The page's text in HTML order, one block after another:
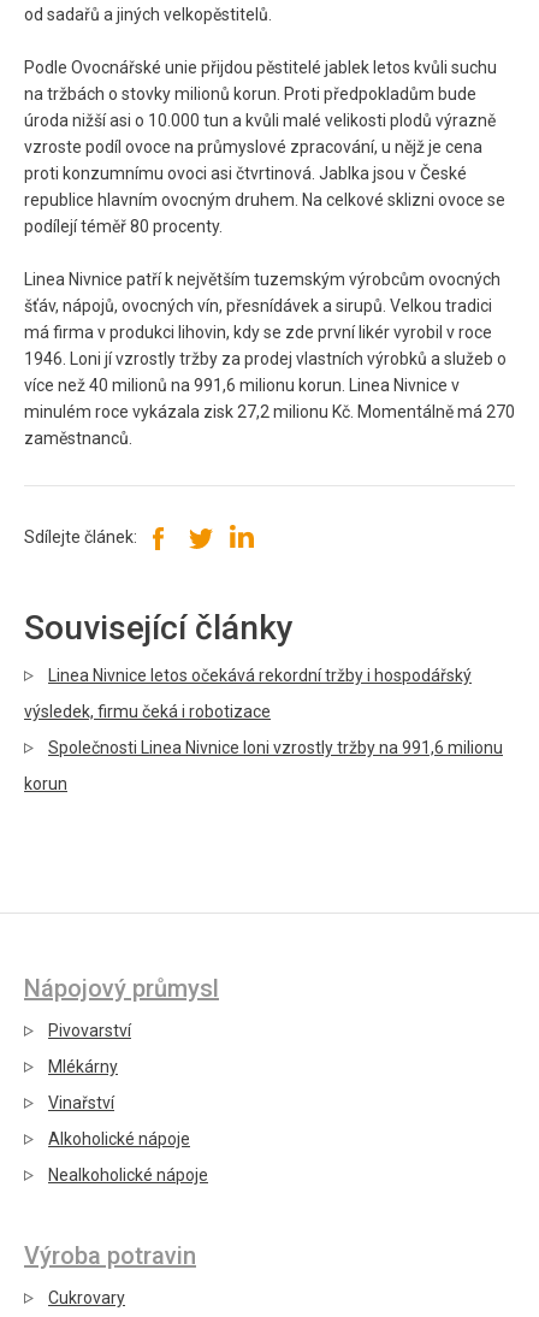
od sadařů a jiných velkopěstitelů.
Podle Ovocnářské unie přijdou pěstitelé jablek letos kvůli suchu
na tržbách o stovky milionů korun. Proti předpokladům bude
úroda nižší asi o 10.000 tun a kvůli malé velikosti plodů výrazně
vzroste podíl ovoce na průmyslové zpracování, u nějž je cena
proti konzumnímu ovoci asi čtvrtinová. Jablka jsou v České
republice hlavním ovocným druhem. Na celkové sklizni ovoce se
podílejí téměř 80 procenty.
Linea Nivnice patří k největším tuzemským výrobcům ovocných
šťáv, nápojů, ovocných vín, přesnídávek a sirupů. Velkou tradici
má firma v produkci lihovin, kdy se zde první likér vyrobil v roce
1946. Loni jí vzrostly tržby za prodej vlastních výrobků a služeb o
více než 40 milionů na 991,6 milionu korun. Linea Nivnice v
minulém roce vykázala zisk 27,2 milionu Kč. Momentálně má 270
zaměstnanců.
Sdílejte článek:
Související články
Linea Nivnice letos očekává rekordní tržby i hospodářský
výsledek, firmu čeká i robotizace
Společnosti Linea Nivnice loni vzrostly tržby na 991,6 milionu
korun
Nápojový průmysl
Pivovarství
Mlékárny
Vinařství
Alkoholické nápoje
Nealkoholické nápoje
Výroba potravin
Cukrovary